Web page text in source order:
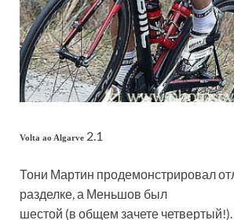
Volta ao Algarve 2.1
Тони Мартин продемонстрировал
разделке, а Меньшов был
шестой (в общем зачете